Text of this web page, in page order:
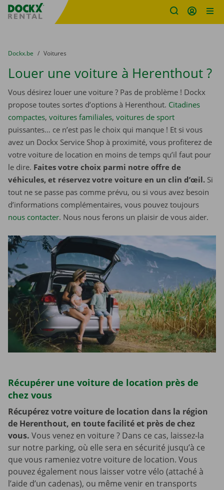
sitename
You are here:
du
Dockx.be to
Voitures
Louer une voiture à Herenthout ?
Vous désirez louer une voiture ? Pas de problème ! Dockx
propose toutes sortes d’options à Herenthout. Citadines
compactes, voitures familiales, voitures de sport
puissantes… ce n’est pas le choix qui manque ! Et si vous
avez un Dockx Service Shop à proximité, vous profiterez de
votre voiture de location en moins de temps qu’il faut pour
le dire. Faites votre choix parmi notre offre de
véhicules, et réservez votre voiture en un clin d’œil. Si
tout ne se passe pas comme prévu, ou si vous avez besoin
d’informations complémentaires, vous pouvez toujours
nous contacter. Nous nous ferons un plaisir de vous aider.
Récupérer une voiture de location près de
chez vous
Récupérez votre voiture de location dans la région
de Herenthout, en toute facilité et près de chez
vous. Vous venez en voiture ? Dans ce cas, laissez-la
sur notre parking, où elle sera en sécurité jusqu’à ce
que vous rameniez votre voiture de location. Vous
pouvez également nous laisser votre vélo (attaché à
l’aide d’un cadenas), ou même venir en transports